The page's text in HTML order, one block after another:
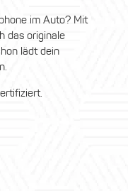
im Auto? Mit
das originale
lädt dein